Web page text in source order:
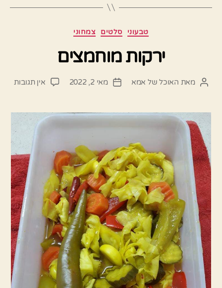
קטגוריות טבעוני סלטים צמחוני
ירקות מוחמצים
המחבר
מאת האוכל של אמא
תאריך
מאי 2, 2022 אין תגובותעל